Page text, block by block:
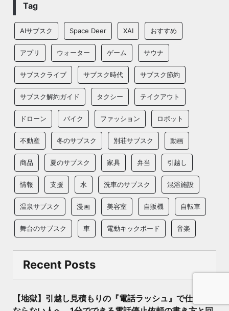
Tag
AIサブスク Space Deer XAI おすすめ
アプリ ウォーター ゲーム サウナ
サブスクライブ サブスク時代 サブスク節約
サブスク解約ガイド タクシー テイクアウト
ドローン バイク ファッション ロボット
不動産 冬のサブスク 別荘サブスク 動画
商品 夏のサブスク 家具 弁当 引越し
情報 支援 水 洗車のサブスク 混浴施設
温泉サブスク 漫画 美容室 自販機 自転車
舞台のサブスク 車 電動キックボード 音楽
Recent Posts
【地獄】引越し見積もりの『電話ラッシュ』で仕事に